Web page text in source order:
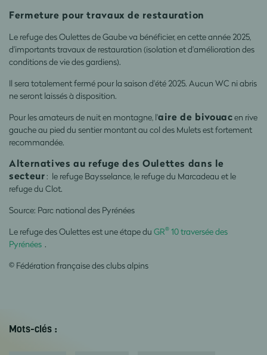
Fermeture pour travaux de restauration
Le refuge des Oulettes de Gaube va bénéficier, en cette année 2025,
d'importants travaux de restauration (isolation et d'amélioration des
conditions de vie des gardiens).
Il sera totalement fermé pour la saison d'été 2025. Aucun WC ni abris
ne seront laissés à disposition.
Pour les amateurs de nuit en montagne, l'aire de bivouacen rive
gauche au pied du sentier montant au col des Mulets est fortement
recommandée.
Alternatives au refuge des Oulettes dans le
secteur: le refuge Baysselance, le refuge du Marcadeau et le
refuge du Clot.
Source: Parc national des Pyrénées
Le refuge des Oulettes est une étape du GR® 10 traversée des
Pyrénées .
© Fédération française des clubs alpins
Mots-clés :